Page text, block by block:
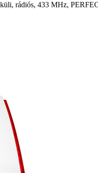
rádiós, 433 MHz,